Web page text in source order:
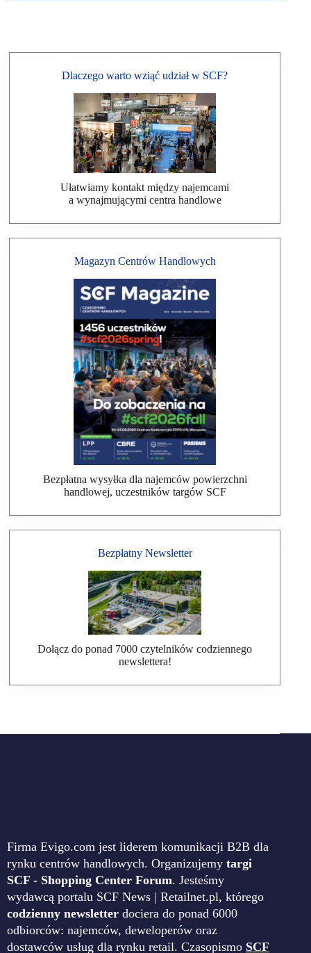
Dlaczego warto wziąć udział w SCF?
Ułatwiamy kontakt między najemcami
a wynajmującymi centra handlowe
Magazyn Centrów Handlowych
Bezpłatna wysyłka dla najemców powierzchni
handlowej, uczestników targów SCF
Bezpłatny Newsletter
Dołącz do ponad 7000 czytelników codziennego
newslettera!
Firma Evigo.com jest liderem komunikacji B2B dla
rynku centrów handlowych. Organizujemy targi
SCF - Shopping Center Forum. Jesteśmy
wydawcą portalu SCF News | Retailnet.pl, którego
codzienny newsletter dociera do ponad 6000
odbiorców: najemców, deweloperów oraz
dostawców usług dla rynku retail. Czasopismo SCF